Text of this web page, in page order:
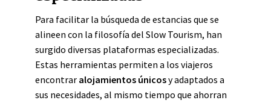
Para facilitar la búsqueda de estancias que se
alineen con la filosofía del Slow Tourism, han
surgido diversas plataformas especializadas.
Estas herramientas permiten a los viajeros
encontrar alojamientos únicosy adaptados a
sus necesidades, al mismo tiempo que ahorran